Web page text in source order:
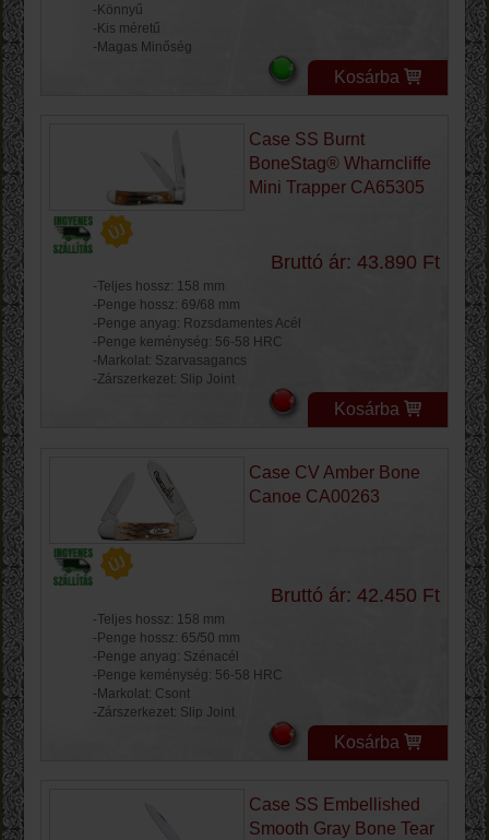
-Könnyű
-Kis méretű
-Magas Minőség
Kosárba
Case SS Burnt
BoneStag® Wharncliffe
Mini Trapper CA65305
Bruttó ár: 43.890 Ft
-Teljes hossz: 158 mm
-Penge hossz: 69/68 mm
-Penge anyag: Rozsdamentes Acél
-Penge keménység: 56-58 HRC
-Markolat: Szarvasagancs
-Zárszerkezet: Slip Joint
Kosárba
Case CV Amber Bone
Canoe CA00263
Bruttó ár: 42.450 Ft
-Teljes hossz: 158 mm
-Penge hossz: 65/50 mm
-Penge anyag: Szénacél
-Penge keménység: 56-58 HRC
-Markolat: Csont
-Zárszerkezet: Slip Joint
Kosárba
Case SS Embellished
Smooth Gray Bone Tear